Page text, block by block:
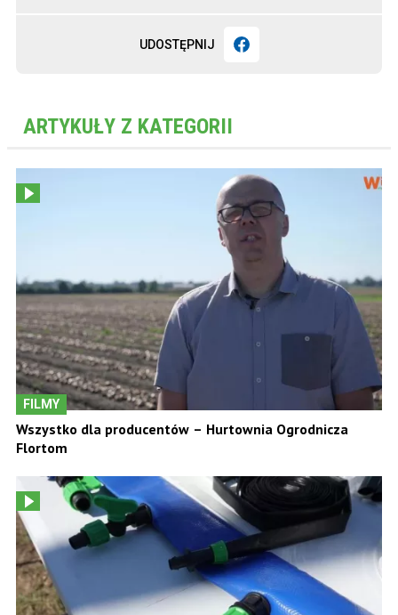
UDOSTĘPNIJ
ARTYKUŁY Z KATEGORII
FILMY
Wszystko dla producentów – Hurtownia Ogrodnicza
Flortom